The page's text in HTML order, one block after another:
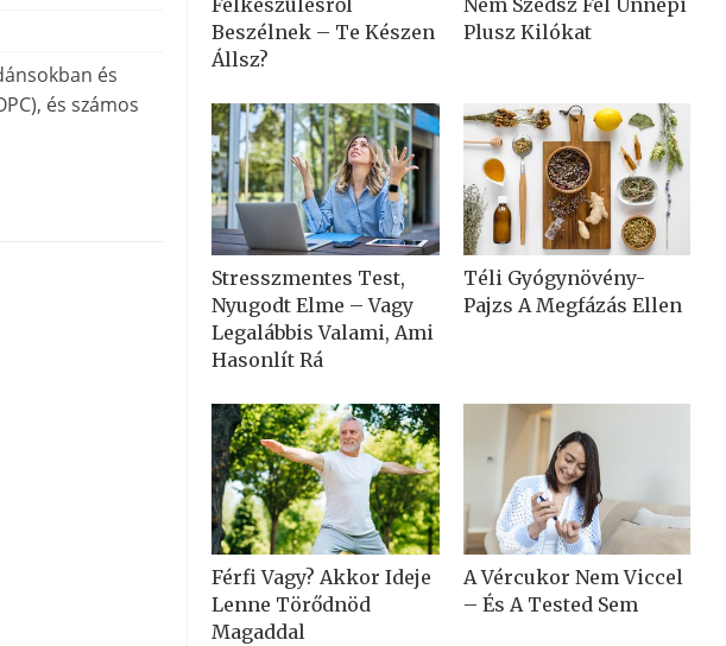
és
és számos
Felkészülésről
Beszélnek – Te Készen
Állsz?
Nem Szedsz Fel Ünnepi
Plusz Kilókat
Stresszmentes Test,
Nyugodt Elme – Vagy
Legalábbis Valami, Ami
Hasonlít Rá
Téli Gyógynövény-
Pajzs A Megfázás Ellen
Férfi Vagy? Akkor Ideje
Lenne Törődnöd
Magaddal
A Vércukor Nem Viccel
– És A Tested Sem